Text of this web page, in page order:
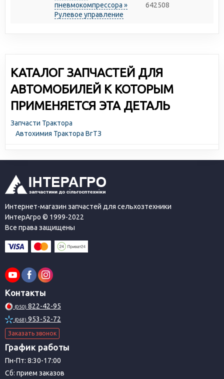
пневмокомпрессора »
Рулевое управление
642508
КАТАЛОГ ЗАПЧАСТЕЙ ДЛЯ
АВТОМОБИЛЕЙ К КОТОРЫМ
ПРИМЕНЯЕТСЯ ЭТА ДЕТАЛЬ
Запчасти Трактора
Автохимия Трактора ВгТЗ
Интернет-магазин запчастей для сельхозтехники
ИнтерАгро © 1999-2022
Все права защищены
Контакты
(050) 822-42-95
(068) 953-52-72
Заказать звонок
График работы
Пн-Пт: 8:30-17:00
Сб: прием заказов